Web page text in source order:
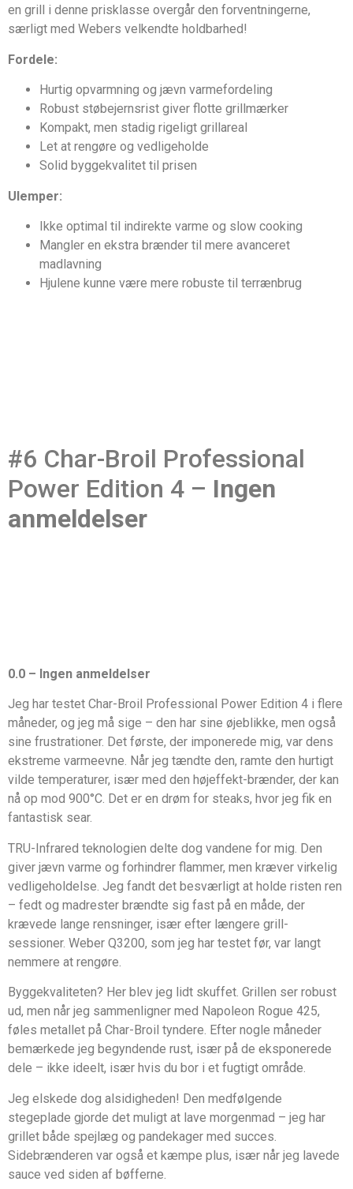
en grill i denne prisklasse overgår den forventningerne,
særligt med Webers velkendte holdbarhed!
Fordele:
Hurtig opvarmning og jævn varmefordeling
Robust støbejernsrist giver flotte grillmærker
Kompakt, men stadig rigeligt grillareal
Let at rengøre og vedligeholde
Solid byggekvalitet til prisen
Ulemper:
Ikke optimal til indirekte varme og slow cooking
Mangler en ekstra brænder til mere avanceret
madlavning
Hjulene kunne være mere robuste til terrænbrug
#6 Char-Broil Professional
Power Edition 4 – Ingen
anmeldelser
0.0 – Ingen anmeldelser
Jeg har testet Char-Broil Professional Power Edition 4 i flere
måneder, og jeg må sige – den har sine øjeblikke, men også
sine frustrationer. Det første, der imponerede mig, var dens
ekstreme varmeevne. Når jeg tændte den, ramte den hurtigt
vilde temperaturer, især med den højeffekt-brænder, der kan
nå op mod 900°C. Det er en drøm for steaks, hvor jeg fik en
fantastisk sear.
TRU-Infrared teknologien delte dog vandene for mig. Den
giver jævn varme og forhindrer flammer, men kræver virkelig
vedligeholdelse. Jeg fandt det besværligt at holde risten ren
– fedt og madrester brændte sig fast på en måde, der
krævede lange rensninger, især efter længere grill-
sessioner. Weber Q3200, som jeg har testet før, var langt
nemmere at rengøre.
Byggekvaliteten? Her blev jeg lidt skuffet. Grillen ser robust
ud, men når jeg sammenligner med Napoleon Rogue 425,
føles metallet på Char-Broil tyndere. Efter nogle måneder
bemærkede jeg begyndende rust, især på de eksponerede
dele – ikke ideelt, især hvis du bor i et fugtigt område.
Jeg elskede dog alsidigheden! Den medfølgende
stegeplade gjorde det muligt at lave morgenmad – jeg har
grillet både spejlæg og pandekager med succes.
Sidebrænderen var også et kæmpe plus, især når jeg lavede
sauce ved siden af bøfferne.